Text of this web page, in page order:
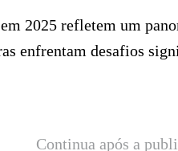
2025 refletem um
enfrentam desafios
Continua após a